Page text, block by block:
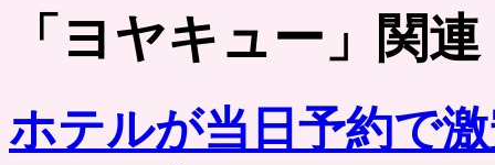
「 ヨヤキュー 」関連
ホテルが当日予約で